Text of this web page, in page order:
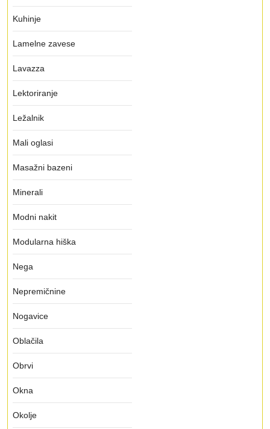
Kuhinje
Lamelne zavese
Lavazza
Lektoriranje
Ležalnik
Mali oglasi
Masažni bazeni
Minerali
Modni nakit
Modularna hiška
Nega
Nepremičnine
Nogavice
Oblačila
Obrvi
Okna
Okolje